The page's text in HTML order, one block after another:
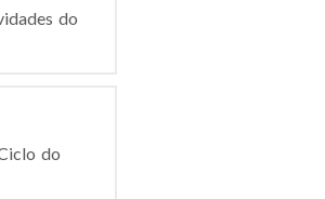
do
do